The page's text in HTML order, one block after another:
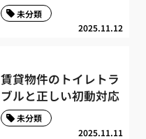
2025.11.12
未分類
賃貸物件のトイレトラ
ブルと正しい初動対応
2025.11.11
未分類